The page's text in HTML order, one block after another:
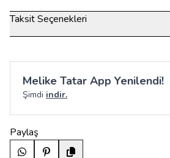
Taksit Seçenekleri
Melike Tatar App Yenilendi!
Şimdi indir.
Paylaş